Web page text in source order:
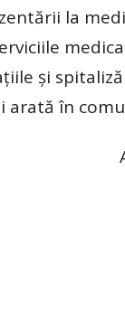
la
şi
arată în